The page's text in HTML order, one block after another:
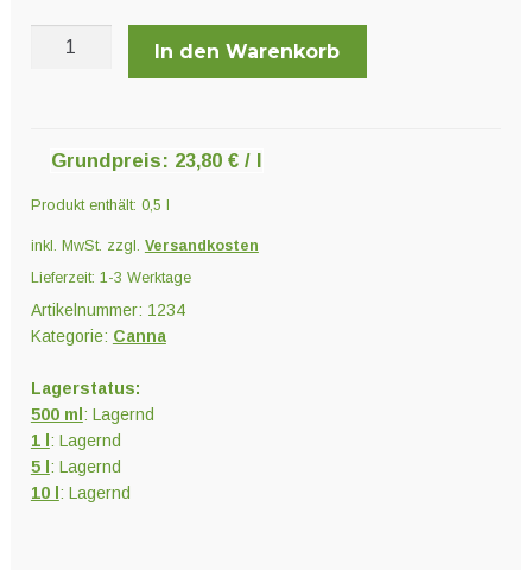
Sonstiges
Canna
In den Warenkorb
Grundpreis: 23,80€ / l
Produkt enthält: 0,5
inkl. MwSt. zzgl. Versandkosten
Lieferzeit: 1-3 Werktage
Artikelnummer: 1234
Kategorie: Canna
Lagerstatus:
500 ml : Lagernd
1 l : Lagernd
5 l : Lagernd
10 l : Lagernd